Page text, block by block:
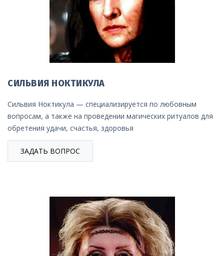
СИЛЬВИЯ НОКТИКУЛА
Сильвия Ноктикула — специализируется по любовным
вопросам, а также на проведении магических ритуалов для
обретения удачи, счастья, здоровья
ЗАДАТЬ ВОПРОС